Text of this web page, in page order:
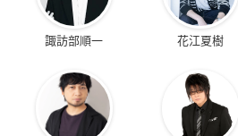
諏訪部順一 花江夏樹